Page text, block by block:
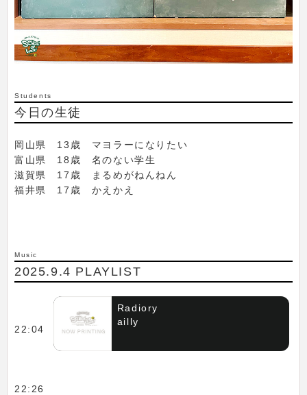
Students
今日の生徒
岡山県 13歳 マヨラーになりたい
富山県 18歳 名のない学生
滋賀県 17歳 まるめがねんねん
福井県 17歳 かえかえ
Music
2025.9.4 PLAYLIST
22:04
Radiory
ailly
22:26